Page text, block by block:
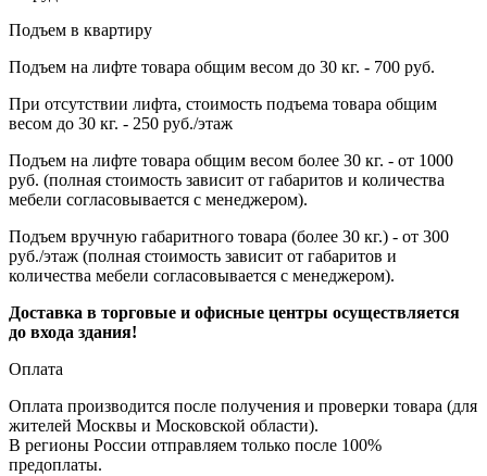
Подъем в квартиру
Подъем на лифте товара общим весом до 30 кг. - 700 руб.
При отсутствии лифта, стоимость подъема товара общим
весом до 30 кг. - 250 руб./этаж
Подъем на лифте товара общим весом более 30 кг. - от 1000
руб. (полная стоимость зависит от габаритов и количества
мебели согласовывается с менеджером).
Подъем вручную габаритного товара (более 30 кг.) - от 300
руб./этаж (полная стоимость зависит от габаритов и
количества мебели согласовывается с менеджером).
Доставка в торговые и офисные центры осуществляется
до входа здания!
Оплата
Оплата производится после получения и проверки товара (для
жителей Москвы и Московской области).
В регионы России отправляем только после 100%
предоплаты.